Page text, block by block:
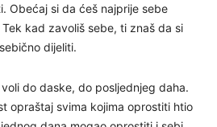
Obećaj si da ćeš najprije sebe
kad zavoliš sebe, ti znaš da si
dijeliti.
do daske, do posljednjeg daha.
opraštaj svima kojima oprostiti htio